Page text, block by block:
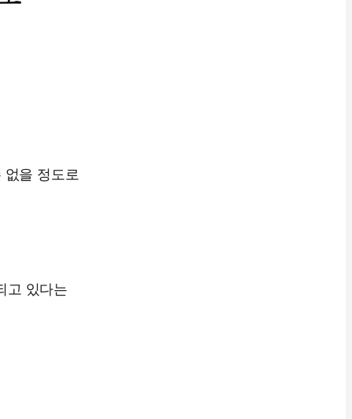
없을 정도로
고 있다는